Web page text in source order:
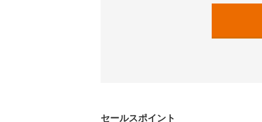
セールスポイント